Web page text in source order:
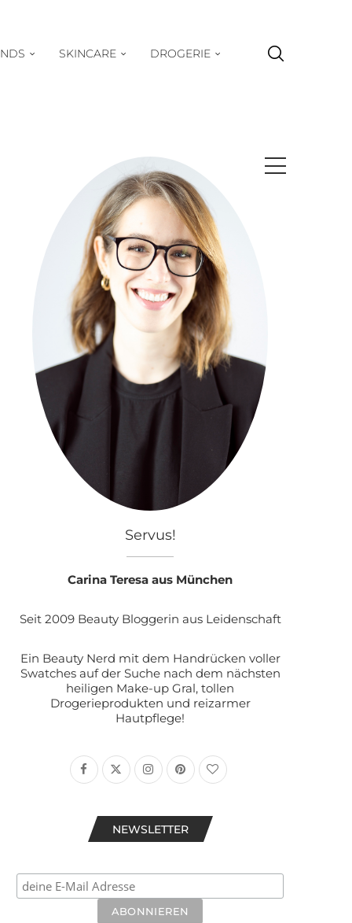
SKINCARE DROGERIE
Servus!
Carina Teresa aus München
Seit 2009 Beauty Bloggerin aus Leidenschaft
Ein Beauty Nerd mit dem Handrücken voller
Swatches auf der Suche nach dem nächsten
heiligen Make-up Gral, tollen
Drogerieprodukten und reizarmer
Hautpflege!
NEWSLETTER